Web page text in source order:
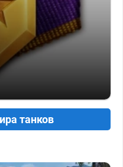
танков